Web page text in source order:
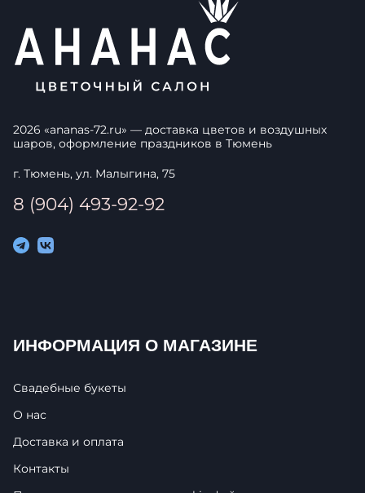
2026 «ananas-72.ru» — доставка цветов и воздушных
шаров, оформление праздников в Тюмень
г. Тюмень, ул. Малыгина, 75
8 (904) 493-92-92
ИНФОРМАЦИЯ О МАГАЗИНЕ
Свадебные букеты
О нас
Доставка и оплата
Контакты